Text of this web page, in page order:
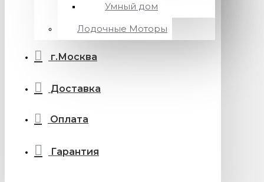
Умный дом
Лодочные Моторы
г.Москва
Доставка
Оплата
Гарантия